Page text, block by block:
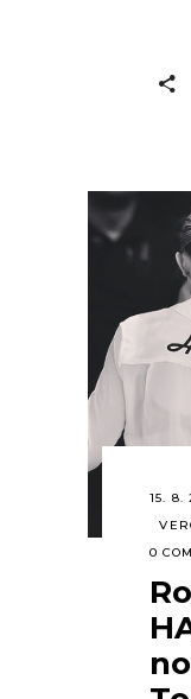
15. 8.
0